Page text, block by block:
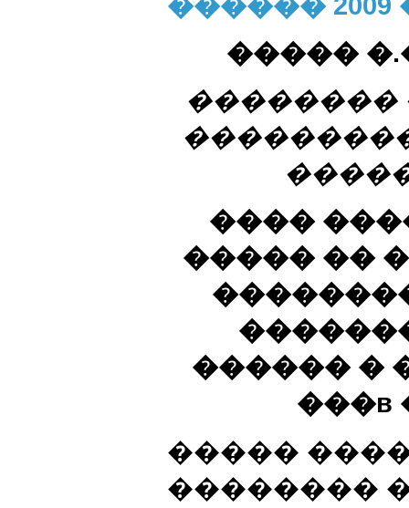
�����
��������
����
����� ��
������ �
���в
�����
��������